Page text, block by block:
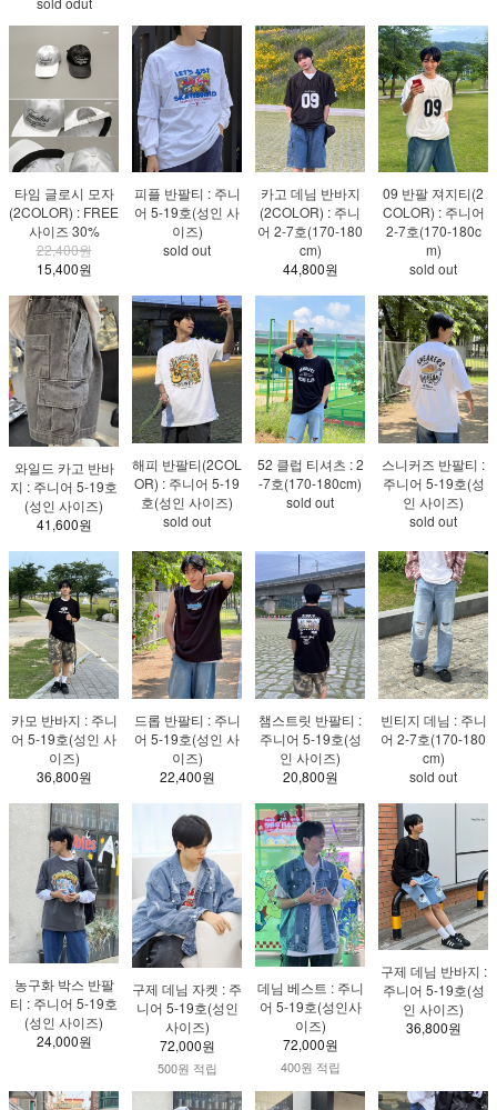
타임 글로시 모자
(2COLOR) : FREE
사이즈 30%
22,400원
15,400원
피플 반팔티 : 주니
어 5-19호(성인 사
이즈)
sold out
카고 데님 반바지
(2COLOR) : 주니
어 2-7호(170-180
cm)
44,800원
09 반팔 져지티(2
COLOR) : 주니어
2-7호(170-180c
m)
sold out
와일드 카고 반바
지 : 주니어 5-19호
(성인 사이즈)
41,600원
해피 반팔티(2COL
OR) : 주니어 5-19
호(성인 사이즈)
sold out
52 클럽 티셔츠 : 2
-7호(170-180cm)
sold out
스니커즈 반팔티 :
주니어 5-19호(성
인 사이즈)
sold out
카모 반바지 : 주니
어 5-19호(성인 사
이즈)
36,800원
드롭 반팔티 : 주니
어 5-19호(성인 사
이즈)
22,400원
챔스트릿 반팔티 :
주니어 5-19호(성
인 사이즈)
20,800원
빈티지 데님 : 주니
어 2-7호(170-180
cm)
sold out
농구화 박스 반팔
티 : 주니어 5-19호
(성인 사이즈)
24,000원
구제 데님 자켓 : 주
니어 5-19호(성인
사이즈)
72,000원
500원 적립
데님 베스트 : 주니
어 5-19호(성인사
이즈)
72,000원
400원 적립
구제 데님 반바지 :
주니어 5-19호(성
인 사이즈)
36,800원